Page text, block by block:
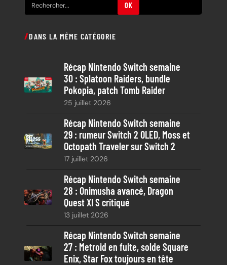
e
h
c
h
OK
DANS LA MÊME CATÉGORIE
Récap Nintendo Switch semaine
30 : Splatoon Raiders, bundle
Pokopia, patch Tomb Raider
25 juillet 2026
Récap Nintendo Switch semaine
29 : rumeur Switch 2 OLED, Moss et
Octopath Traveler sur Switch 2
17 juillet 2026
Récap Nintendo Switch semaine
28 : Onimusha avancé, Dragon
Quest XI S critiqué
13 juillet 2026
Récap Nintendo Switch semaine
27 : Metroid en fuite, solde Square
Enix, Star Fox toujours en tête